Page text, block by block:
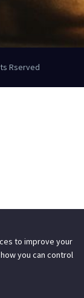
Rserved
to improve your
you can control